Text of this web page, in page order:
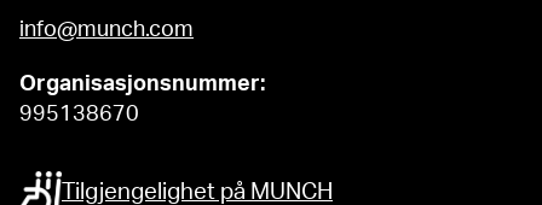
info@munch.com
Organisasjonsnummer:
995138670
Tilgjengelighet på MUNCH